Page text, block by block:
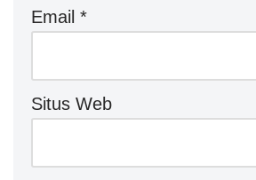
Email *
Situs Web